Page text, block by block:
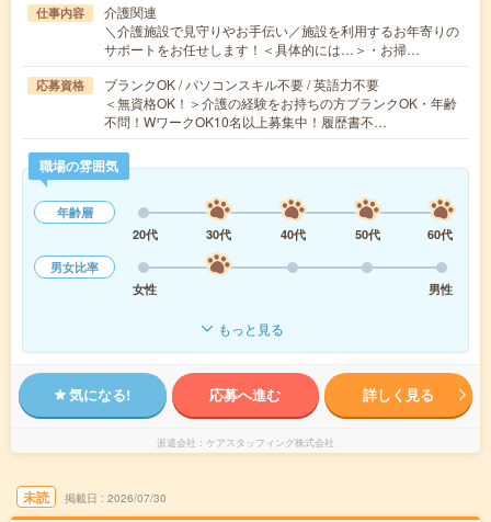
仕事内容
介護関連
＼介護施設で見守りやお手伝い／施設を利用するお年寄りの
サポートをお任せします！＜具体的には…＞・お掃…
応募資格
ブランクOK / パソコンスキル不要 / 英語力不要
＜無資格OK！＞介護の経験をお持ちの方ブランクOK・年齢
不問！WワークOK10名以上募集中！履歴書不…
職場の雰囲気
年齢層
20代
30代 40代 50代
60代
男女比率
女性
男性
もっと見る
気になる! 応募へ進む 詳しく見る
派遣会社 ケアスタッフィング株式会社
未読 掲載日 2026/07/30